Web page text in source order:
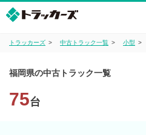
トラッカーズ 中古トラック一覧 小型
福岡県の中古トラック一覧
75台